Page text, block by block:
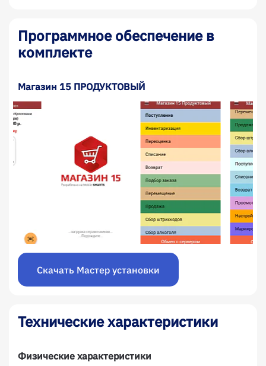
Программное обеспечение в
комплекте
Магазин 15 ПРОДУКТОВЫЙ
Скачать Мастер установки
Технические характеристики
Физические характеристики